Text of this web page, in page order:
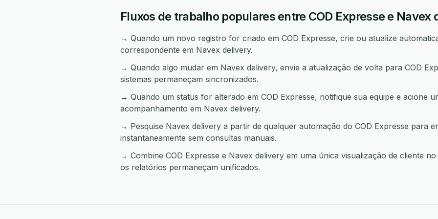
Fluxos de trabalho populares entre COD Expresse e Navex
→ Quando um novo registro for criado em COD Expresse, crie ou atualize
correspondente em Navex delivery.
→ Quando algo mudar em Navex delivery, envie a atualização de volta para COD
sistemas permaneçam sincronizados.
→ Quando um status for alterado em COD Expresse, notifique sua equipe e acione
acompanhamento em Navex delivery.
→ Pesquise Navex delivery a partir de qualquer automação do COD Expresse para
instantaneamente sem consultas manuais.
→ Combine COD Expresse e Navex delivery em uma única visualização de cliente
os relatórios permaneçam unificados.